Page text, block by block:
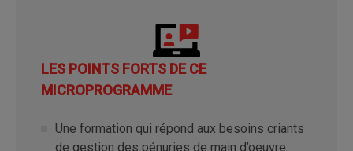
LES POINTS FORTS DE CE
MICROPROGRAMME
Une formation qui répond aux besoins criants
de gestion des pénuries de main d’oeuvre